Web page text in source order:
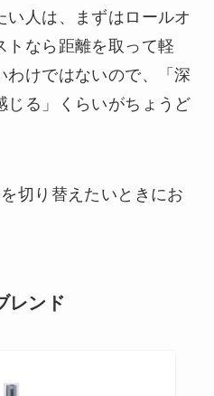
人は、まずはロールオ
トなら距離を取って軽
わけではないので、「深
じる」くらいがちょうど
切り替えたいときにお
レンド